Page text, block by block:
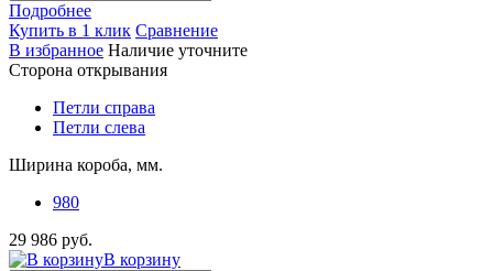
Подробнее
Купить в 1 клик Сравнение
В избранное Наличие уточните
Сторона открывания
Петли справа
Петли слева
Ширина короба, мм.
980
29 986 руб.
В корзину